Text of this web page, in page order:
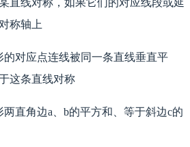
直线对称，如果它们的对应线段或延
称轴上
的对应点连线被同一条直线垂直平
这条直线对称
直角边a、b的平方和、等于斜边c的